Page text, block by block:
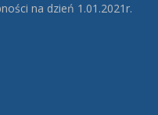
na dzień 1.01.2021r.